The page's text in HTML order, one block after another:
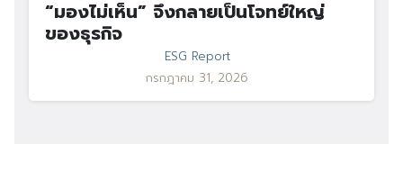
“มองไม่เห็น” จึงกลายเป็นโจทย์ใหญ่
ของธุรกิจ
ESG Report
กรกฎาคม 31, 2026